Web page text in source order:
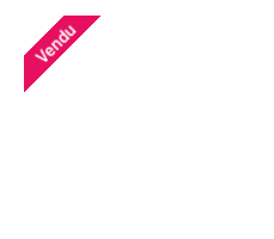
Vendu